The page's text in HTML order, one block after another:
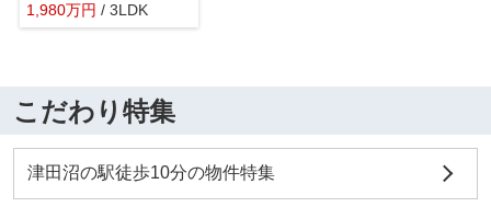
1,980万円 / 3LDK
こだわり特集
津田沼の駅徒歩10分の物件特集